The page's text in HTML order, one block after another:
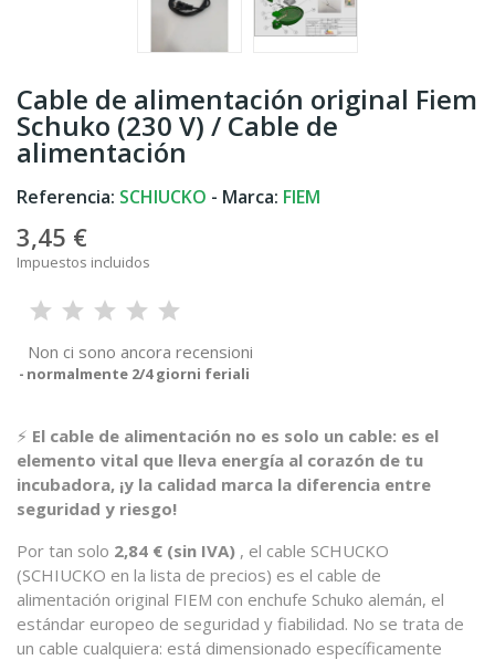
Cable de alimentación original Fiem
Schuko (230 V) / Cable de
alimentación
Referencia: SCHIUCKO - Marca: FIEM
3,45 €
Impuestos incluidos
Non ci sono ancora recensioni
normalmente 2/4 giorni feriali
⚡ El cable de alimentación no es solo un cable: es el
elemento vital que lleva energía al corazón de tu
incubadora, ¡y la calidad marca la diferencia entre
seguridad y riesgo!
Por tan solo 2,84 € (sin IVA) , el cable SCHUCKO
(SCHIUCKO en la lista de precios) es el cable de
alimentación original FIEM con enchufe Schuko alemán, el
estándar europeo de seguridad y fiabilidad. No se trata de
un cable cualquiera: está dimensionado específicamente